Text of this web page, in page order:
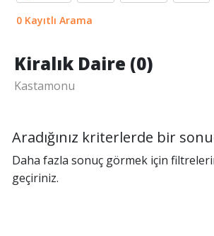
0 Kayıtlı Arama
Kiralık Daire (0)
Kastamonu
Aradığınız kriterlerde bir
Daha fazla sonuç görmek için
geçiriniz.